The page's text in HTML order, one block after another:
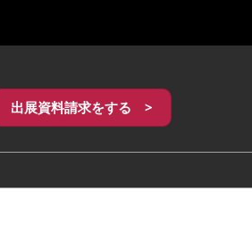
出展資料請求をする >